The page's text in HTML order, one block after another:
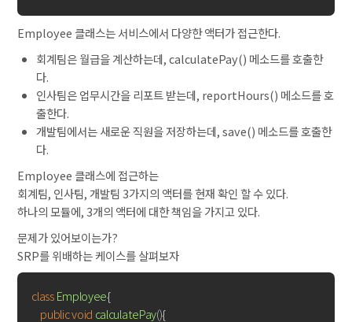
Employee 클래스는 서비스에서 다양한 액터가 접근한다.
회계팀은 월급을 계산하는데, calculatePay() 메소드를 호출한
다.
인사팀은 업무시간을 리포트 받는데, reportHours() 메소드를 호
출한다.
개발팀에서는 새로운 직원을 저장하는데, save() 메소드를 호출한
다.
Employee 클래스에 접근하는
회계팀, 인사팀, 개발팀 3가지의 액터를 현재 확인 할 수 있다.
하나의 모듈에, 3개의 액터에 대한 책임을 가지고 있다.
문제가 있어보이는가?
SRP를 위배하는 케이스를 살펴보자
classEmployee{
publicvoid calculatePay(){